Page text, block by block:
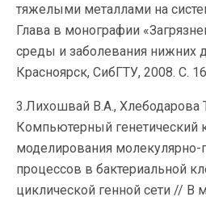
тяжелыми металлами на
Глава в монографии
среды и заболевания нижних
Красноярск, СибГТУ, 2008. С.
3.Лихошвай В.А., Хлебодарова
Компьютерный генетический
моделирования молекулярно-
процессов в бактериальной
циклической генной сети // В